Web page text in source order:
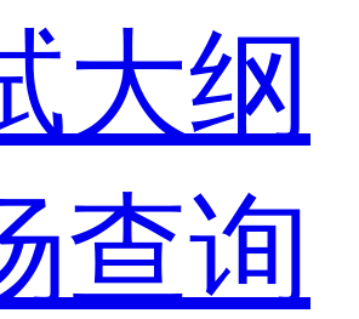
大纲
查询